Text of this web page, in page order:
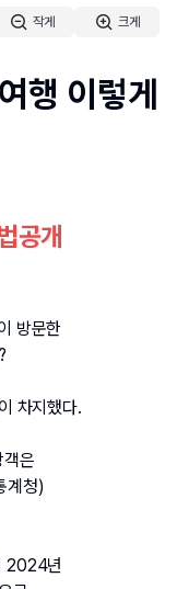
작게 크게
이렇게
공개
방문한
차지했다.
객은
계청)
2024년